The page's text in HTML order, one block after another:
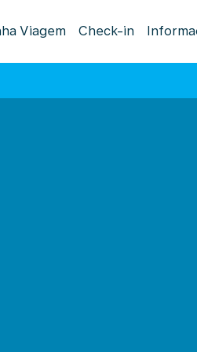
Viagem Check-in